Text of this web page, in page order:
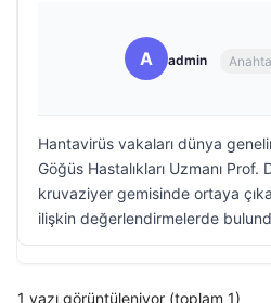
A admin
Hantavirüs vakaları dünya
Göğüs Hastalıkları Uzmanı Prof.
kruvaziyer gemisinde ortaya
ilişkin değerlendirmelerde
1 yazı görüntüleniyor (toplam 1)